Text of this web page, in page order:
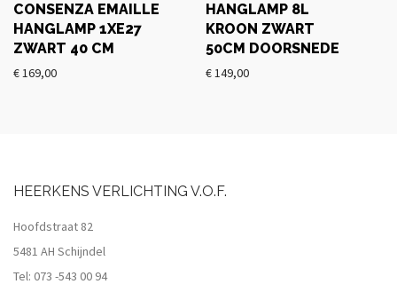
CONSENZA EMAILLE
HANGLAMP 1XE27
ZWART 40 CM
€169,00
HANGLAMP 8L
KROON ZWART
50CM DOORSNEDE
€149,00
HEERKENS VERLICHTING V.O.F.
Hoofdstraat 82
5481 AH Schijndel
Tel: 073 -543 00 94